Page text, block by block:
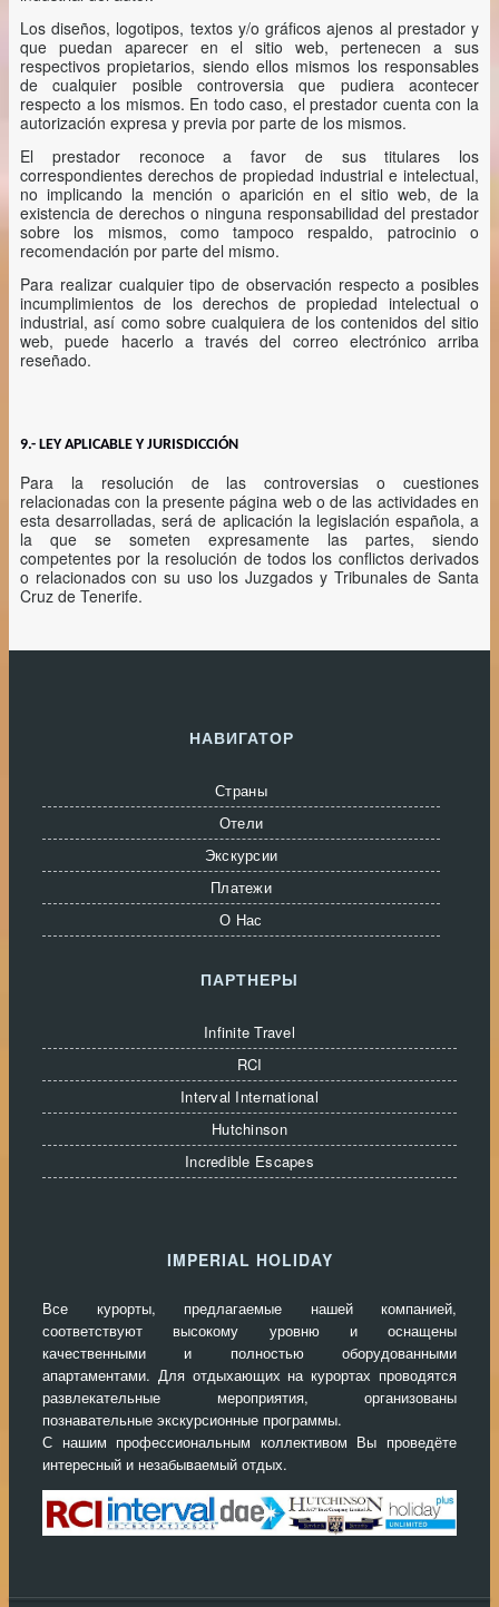
Los diseños, logotipos, textos y/o gráficos ajenos al prestador y
que puedan aparecer en el sitio web, pertenecen a sus
respectivos propietarios, siendo ellos mismos los responsables
de cualquier posible controversia que pudiera acontecer
respecto a los mismos. En todo caso, el prestador cuenta con la
autorización expresa y previa por parte de los mismos.
El prestador reconoce a favor de sus titulares los
correspondientes derechos de propiedad industrial e intelectual,
no implicando la mención o aparición en el sitio web, de la
existencia de derechos o ninguna responsabilidad del prestador
sobre los mismos, como tampoco respaldo, patrocinio o
recomendación por parte del mismo.
Para realizar cualquier tipo de observación respecto a posibles
incumplimientos de los derechos de propiedad intelectual o
industrial, así como sobre cualquiera de los contenidos del sitio
web, puede hacerlo a través del correo electrónico arriba
reseñado.
9.- LEY APLICABLE Y JURISDICCIÓN
Para la resolución de las controversias o cuestiones
relacionadas con la presente página web o de las actividades en
esta desarrolladas, será de aplicación la legislación española, a
la que se someten expresamente las partes, siendo
competentes por la resolución de todos los conflictos derivados
o relacionados con su uso los Juzgados y Tribunales de Santa
Cruz de Tenerife.
НАВИГАТОР
Страны
Отели
Экскурсии
Платежи
О Нас
ПАРТНЕРЫ
Infinite Travel
RCI
Interval International
Hutchinson
Incredible Escapes
IMPERIAL HOLIDAY
Все курорты, предлагаемые нашей компанией,
соответствуют высокому уровню и оснащены
качественными и полностью оборудованными
апартаментами. Для отдыхающих на курортах проводятся
развлекательные мероприятия, организованы
познавательные экскурсионные программы.
С нашим профессиональным коллективом Вы проведёте
интересный и незабываемый отдых.